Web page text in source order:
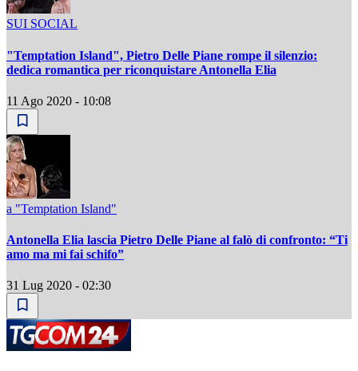
SUI SOCIAL
"Temptation Island", Pietro Delle Piane rompe il silenzio:
dedica romantica per riconquistare Antonella Elia
11 Ago 2020 - 10:08
a "Temptation Island"
Antonella Elia lascia Pietro Delle Piane al falò di confronto: “Ti
amo ma mi fai schifo”
31 Lug 2020 - 02:30